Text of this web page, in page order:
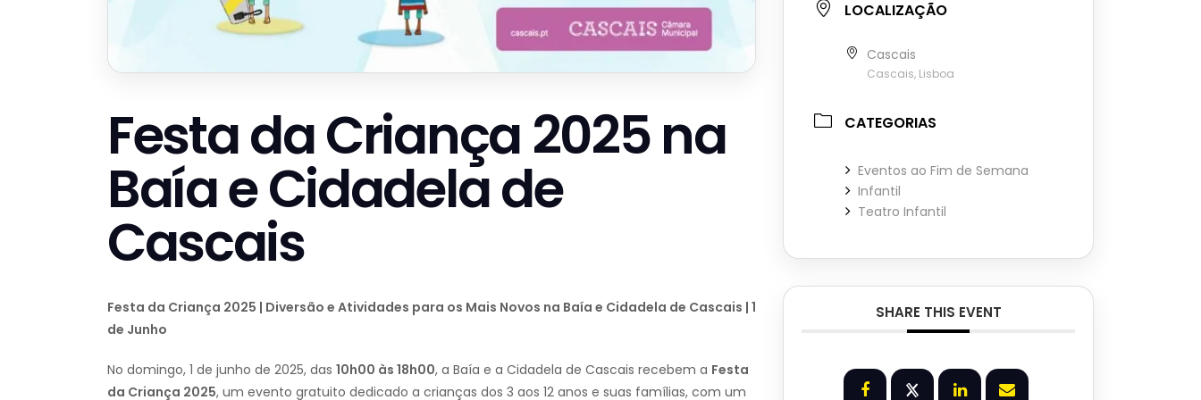
Festa da Criança 2025 na
Baía e Cidadela de
Cascais
Festa da Criança 2025 | Diversão e Atividades para os Mais Novos na Baía e Cidadela de Cascais | 1
de Junho
No domingo, 1 de junho de 2025, das 10h00 às 18h00, a Baía e a Cidadela de Cascais recebem a Festa
da Criança 2025, um evento gratuito dedicado a crianças dos 3 aos 12 anos e suas famílias, com um
LOCALIZAÇÃO
Cascais
Cascais, Lisboa
CATEGORIAS
Eventos ao Fim de Semana
Infantil
Teatro Infantil
SHARE THIS EVENT